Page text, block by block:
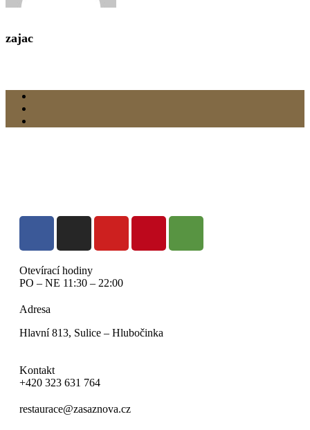
zajac
Otevírací hodiny
PO – NE 11:30 – 22:00
Adresa
Hlavní 813, Sulice – Hlubočinka
Kontakt
+420 323 631 764
restaurace@zasaznova.cz